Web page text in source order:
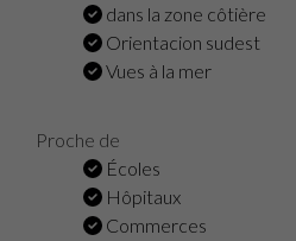
dans la zone côtière
Orientacion sudest
Vues à la mer
Proche de
Écoles
Hôpitaux
Commerces